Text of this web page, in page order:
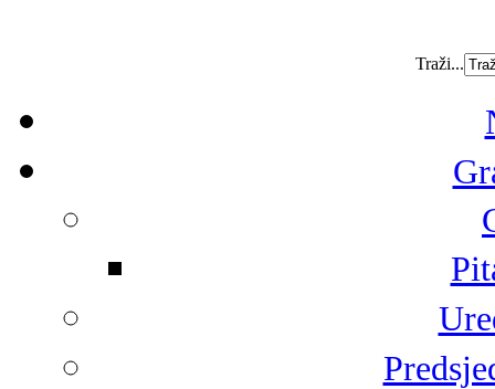
Traži...